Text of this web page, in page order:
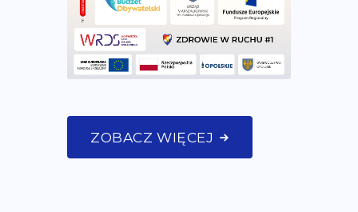
ZOBACZ WIĘCEJ